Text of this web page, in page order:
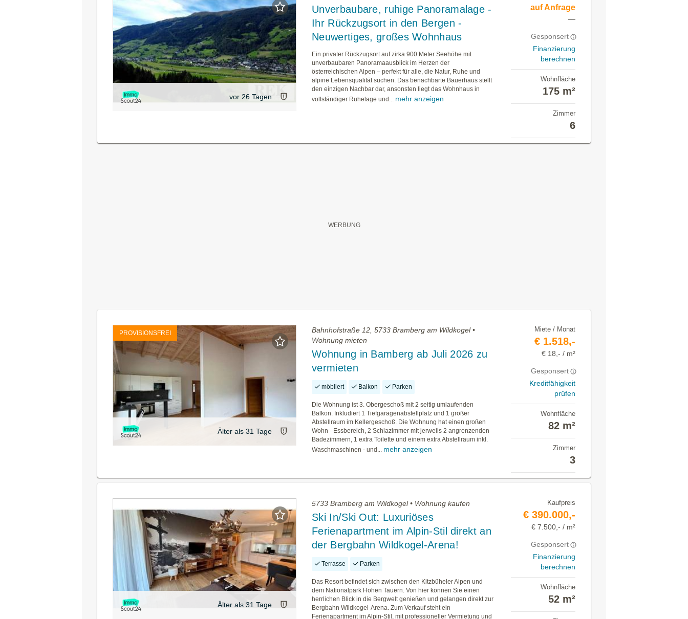
vor 26 Tagen
Unverbaubare, ruhige Panoramalage -
Ihr Rückzugsort in den Bergen -
Neuwertiges, großes Wohnhaus
Ein privater Rückzugsort auf zirka 900 Meter Seehöhe mit
unverbaubaren Panoramaausblick im Herzen der
österreichischen Alpen – perfekt für alle, die Natur, Ruhe und
alpine Lebensqualität suchen. Das benachbarte Bauerhaus stellt
den einzigen Nachbar dar, ansonsten liegt das Wohnhaus in
vollständiger Ruhelage und... mehr anzeigen
auf Anfrage
—
Gesponsert
Finanzierung
berechnen
Wohnfläche
175 m²
Zimmer
6
PROVISIONSFREI
Älter als 31 Tage
Bahnhofstraße 12, 5733 Bramberg am Wildkogel •
Wohnung mieten
Wohnung in Bamberg ab Juli 2026 zu
vermieten
möbliert Balkon Parken
Die Wohnung ist 3. Obergeschoß mit 2 seitig umlaufenden
Balkon. Inkludiert 1 Tiefgaragenabstellplatz und 1 großer
Abstellraum im Kellergeschoß. Die Wohnung hat einen großen
Wohn - Essbereich, 2 Schlazimmer mit jerweils 2 angrenzenden
Badezimmern, 1 extra Toilette und einem extra Abstellraum inkl.
Waschmaschinen - und... mehr anzeigen
Miete / Monat
€ 1.518,-
€ 18,- / m²
Gesponsert
Kreditfähigkeit
prüfen
Wohnfläche
82 m²
Zimmer
3
Älter als 31 Tage
5733 Bramberg am Wildkogel • Wohnung kaufen
Ski In/Ski Out: Luxuriöses
Ferienapartment im Alpin-Stil direkt an
der Bergbahn Wildkogel-Arena!
Terrasse Parken
Das Resort befindet sich zwischen den Kitzbüheler Alpen und
dem Nationalpark Hohen Tauern. Von hier können Sie einen
herrlichen Blick in die Bergwelt genießen und gelangen direkt zur
Bergbahn Wildkogel-Arena. Zum Verkauf steht ein
Ferienapartment im Alpin-Stil, mit professioneller Vermietung und
Kaufpreis
€ 390.000,-
€ 7.500,- / m²
Gesponsert
Finanzierung
berechnen
Wohnfläche
52 m²